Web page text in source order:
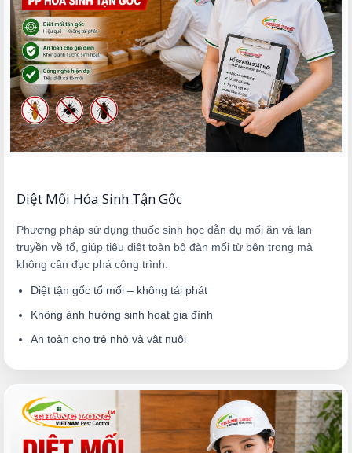
Diệt Mối Hóa Sinh Tận Gốc
Phương pháp sử dụng thuốc sinh học dẫn dụ mối ăn và lan
truyền về tổ, giúp tiêu diệt toàn bộ đàn mối từ bên trong mà
không cần đục phá công trình.
Diệt tận gốc tổ mối – không tái phát
Không ảnh hưởng sinh hoạt gia đình
An toàn cho trẻ nhỏ và vật nuôi